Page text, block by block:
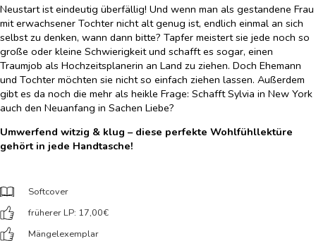
Neustart ist eindeutig überfällig! Und wenn man als gestandene Frau
mit erwachsener Tochter nicht alt genug ist, endlich einmal an sich
selbst zu denken, wann dann bitte? Tapfer meistert sie jede noch so
große oder kleine Schwierigkeit und schafft es sogar, einen
Traumjob als Hochzeitsplanerin an Land zu ziehen. Doch Ehemann
und Tochter möchten sie nicht so einfach ziehen lassen. Außerdem
gibt es da noch die mehr als heikle Frage: Schafft Sylvia in New York
auch den Neuanfang in Sachen Liebe?
Umwerfend witzig & klug – diese perfekte Wohlfühllektüre
gehört in jede Handtasche!
Softcover
früherer LP: 17,00€
Mängelexemplar